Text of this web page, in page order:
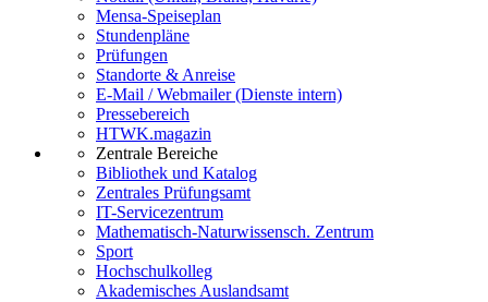
Mensa-Speiseplan
Stundenpläne
Prüfungen
Standorte & Anreise
E-Mail / Webmailer (Dienste intern)
Pressebereich
HTWK.magazin
Zentrale Bereiche
Bibliothek und Katalog
Zentrales Prüfungsamt
IT-Servicezentrum
Mathematisch-Naturwissensch. Zentrum
Sport
Hochschulkolleg
Akademisches Auslandsamt